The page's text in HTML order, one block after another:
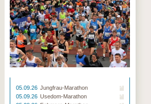
05.09.26 Jungfrau-Marathon
05.09.26 Usedom-Marathon